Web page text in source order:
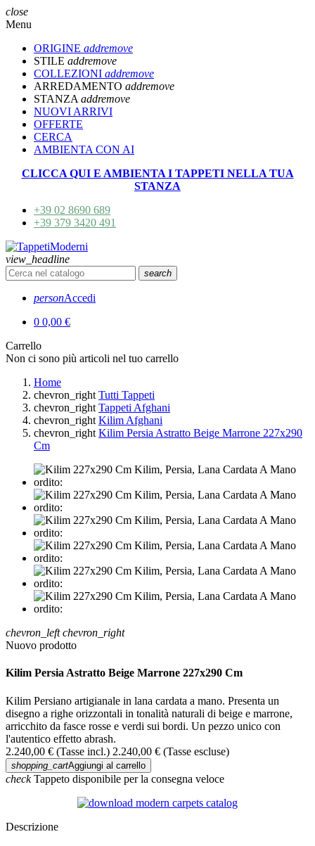
close
Menu
ORIGINE addremove
STILE addremove
COLLEZIONI addremove
ARREDAMENTO addremove
STANZA addremove
NUOVI ARRIVI
OFFERTE
CERCA
AMBIENTA CON AI
CLICCA QUI E AMBIENTA I TAPPETI NELLA TUA
STANZA
+39 02 8690 689
+39 379 3420 491
view_headline
search
personAccedi
0 0,00 €
Carrello
Non ci sono più articoli nel tuo carrello
Home
chevron_right Tutti Tappeti
chevron_right Tappeti Afghani
chevron_right Kilim Afghani
chevron_right Kilim Persia Astratto Beige Marrone 227x290
Cm
chevron_left chevron_right
Nuovo prodotto
Kilim Persia Astratto Beige Marrone 227x290 Cm
Kilim Persiano artigianale in lana cardata a mano. Presenta un
disegno a righe orizzontali in tonalità naturali di beige e marrone,
arricchito da fasce rosse e verdi sui bordi. Un pezzo unico con
l'autentico effetto abrash.
2.240,00 € (Tasse incl.) 2.240,00 € (Tasse escluse)
shopping_cartAggiungi al carrello
checkTappeto disponibile per la consegna veloce
Descrizione